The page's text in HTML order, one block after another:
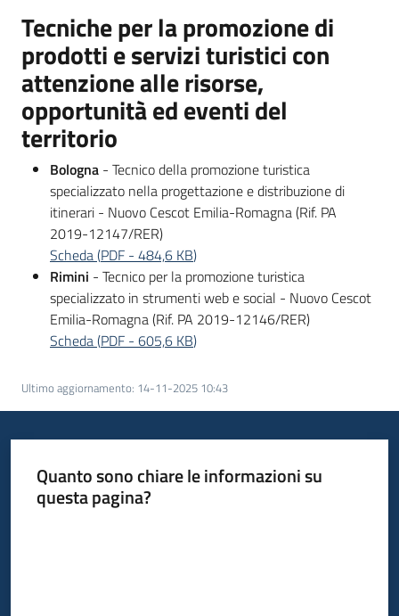
Tecniche per la promozione di
prodotti e servizi turistici con
attenzione alle risorse,
opportunità ed eventi del
territorio
Bologna - Tecnico della promozione turistica
specializzato nella progettazione e distribuzione di
itinerari - Nuovo Cescot Emilia-Romagna (Rif. PA
2019-12147/RER)
Scheda(PDF - 484,6 KB)
Rimini - Tecnico per la promozione turistica
specializzato in strumenti web e social - Nuovo Cescot
Emilia-Romagna (Rif. PA 2019-12146/RER)
Scheda(PDF - 605,6 KB)
Ultimo aggiornamento: 14-11-2025 10:43
Quanto sono chiare le informazioni su
questa pagina?